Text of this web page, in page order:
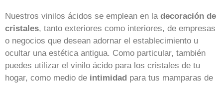
Nuestros vinilos ácidos se emplean en la decoración de
cristales, tanto exteriores como interiores, de empresas
o negocios que desean adornar el establecimiento u
ocultar una estética antigua. Como particular, también
puedes utilizar el vinilo ácido para los cristales de tu
hogar, como medio de intimidad para tus mamparas de